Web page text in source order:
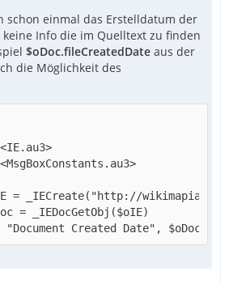
schon einmal das Erstelldatum der
keine Info die im Quelltext zu finden
$oDoc.fileCreatedDate aus der
die Möglichkeit des
"Document Created Date",